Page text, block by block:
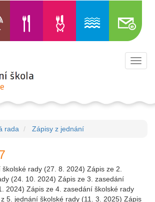
rada Zápisy z jednání
rady (27. 8. 2024) Zápis ze 2.
(24. 10. 2024) Zápis ze 3. zasedání
2024) Zápis ze 4. zasedání školské rady
5. jednání školské rady (11. 3. 2025) Zápis